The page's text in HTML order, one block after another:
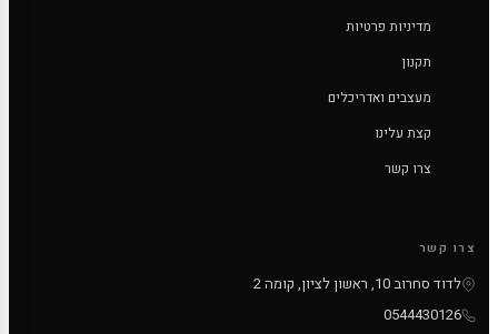
מדיניות פרטיות
תקנון
מעצבים ואדריכלים
קצת עלינו
צרו קשר
צרו קשר
לדוד סחרוב 10, ראשון לציון, קומה 2
0544430126